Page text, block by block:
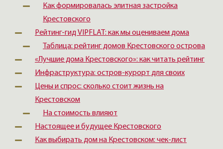
Как формировалась элитная застройка
Крестовского
Рейтинг-гид VIPFLAT: как мы оцениваем дома
Таблица: рейтинг домов Крестовского острова
«Лучшие дома Крестовского»: как читать рейтинг
Инфраструктура: остров-курорт для своих
Цены и спрос: сколько стоит жизнь на
Крестовском
На стоимость влияют
Настоящее и будущее Крестовского
Как выбирать дом на Крестовском: чек-лист